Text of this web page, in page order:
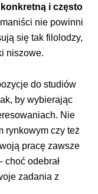
i często
nie po­winni
się tak filolodzy,
niszowe.
do studiów
by wybierając
Nie
rynkowym czy też
pracę zawsze
choć odebrał
zadania z